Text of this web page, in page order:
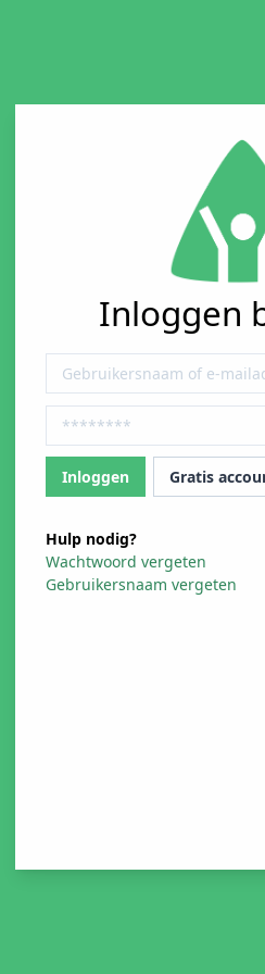
Inloggen
Gratis
Hulp nodig?
Wachtwoord vergeten
Gebruikersnaam vergeten